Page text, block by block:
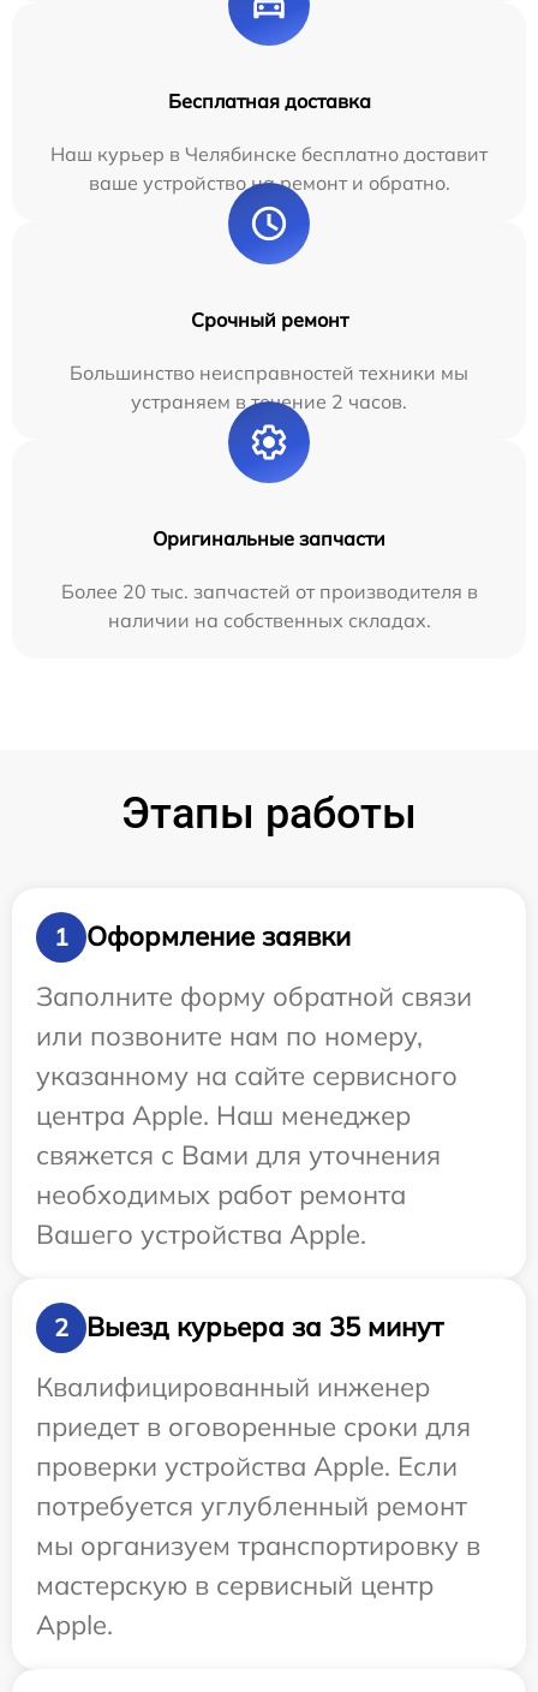
Бесплатная доставка
Наш курьер в Челябинске бесплатно доставит
ваше устройство на ремонт и обратно.
Срочный ремонт
Большинство неисправностей техники мы
устраняем в течение 2 часов.
Оригинальные запчасти
Более 20 тыс. запчастей от производителя в
наличии на собственных складах.
Этапы работы
1
Оформление заявки
Заполните форму обратной связи
или позвоните нам по номеру,
указанному на сайте сервисного
центра Apple. Наш менеджер
свяжется с Вами для уточнения
необходимых работ ремонта
Вашего устройства Apple.
2
Выезд курьера за 35 минут
Квалифицированный инженер
приедет в оговоренные сроки для
проверки устройства Apple. Если
потребуется углубленный ремонт
мы организуем транспортировку в
мастерскую в сервисный центр
Apple.